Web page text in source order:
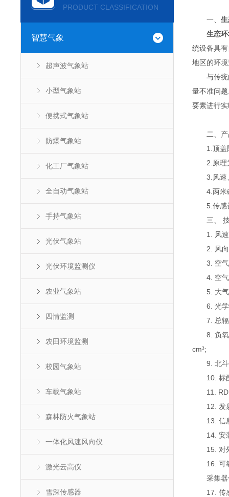
PRODUCT CLASSIFICATION
智慧气象
超声波气象站
小型气象站
便携式气象站
防爆气象站
化工厂气象站
全自动气象站
手持气象站
光伏气象站
光伏环境监测仪
农业气象站
四情监测
农田环境监测
校园气象站
车载气象站
森林防火气象站
一体化风速风向仪
激光云高仪
雪深传感器
一、
生态
统设备具
地区的环
与传统的
量不准问
要素进行
二、产
1.顶盖隐
2.原理为
3.风速、
4.两米碳
5.传感器
三、 技
1. 风速
2. 风向
3. 空气
4. 空气湿
5. 大气
6. 光学
7. 总辐
8. 负氧离
cm³;
9. 北斗数
10. 标配
11.
12. 发射
13. 信息
14. 安装
15. 对外
16. 可靠
采集器供
17. 传感